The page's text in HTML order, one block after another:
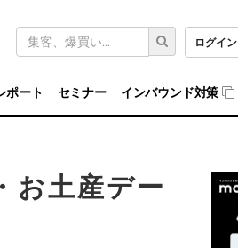
ログイン
キ
ワ
ド
検
索
ポート セミナー インバウンド対策
お土産デー